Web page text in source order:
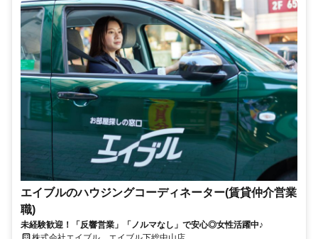
エイブルのハウジングコーディネーター(賃貸仲介営業
職)
未経験歓迎！「反響営業」「ノルマなし」で安心◎女性活躍中♪